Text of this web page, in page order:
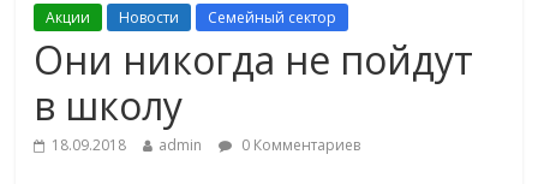
Акции Новости Семейный сектор
Они никогда не пойдут
в школу
18.09.2018 admin 0 Комментариев